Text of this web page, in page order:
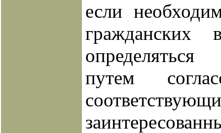
если
гражданских
определяться
путем